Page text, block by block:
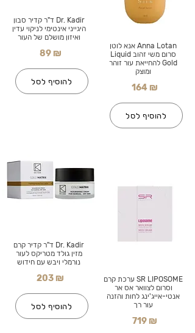
Dr. Kadir ד"ר קדיר סבון
היגייני אינטימי לניקוי עדין
ואיזון מושלם של העור
89 ₪
להוסיף לסל
Dr. Kadir ד"ר קדיר קרם
מזין גולד מטריקס לעור
נורמלי ויבש עם חידוש
203 ₪
להוסיף לסל
Anna Lotan אנא לוטן
סרום משי זהוב Liquid
Gold להחייאת עור זוהר
ומוצק
164 ₪
להוסיף לסל
SR LIPOSOME ערכת קרם
וסרום לצוואר אס אר
אנטי-אייג'ינג לחות והזנה
עור רך
719 ₪